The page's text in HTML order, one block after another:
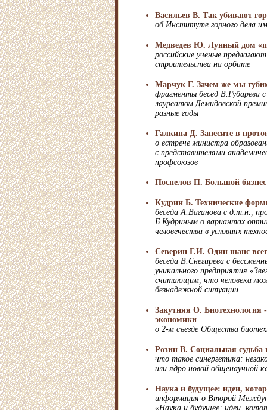
Васильев В. Так убивают
об Институте горного дела
Медведев Ю. Лунный дом
российские ученые
строительства на орбите
Марчук Г. Зачем же мы
фрагменты бесед В.Губарева
лауреатом Демидовской
разные годы
Галкина Д. Занесите в
о встрече министра
с представителями
профсоюзов
Поспелов П. Большой бизнес
Кудрин Б. Технические
беседа А.Ваганова с д.т.н.,
Б.Кудриным о вариантах
человечества в условиях
Северин Г.И. Один шанс
беседа В.Снегирева с
уникального предприятия
считающим, что человека
безнадежной ситуации
Закутняя О. Биотехнология
экономики
о 2-м съезде Общества
Розин В. Социальная судьба
что такое синергетика:
или ядро новой общенаучной
Наука и будущее: идеи,
информация о Второй
«Наука и будущее: идеи,